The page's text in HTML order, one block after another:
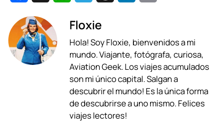
c
e
b
a
t
s
A
p
p
l
e
g
r
a
m
e
a
d
s
k
e
d
i
l
Floxie
Hola! Soy Floxie, bienvenidos a mi
mundo. Viajante, fotógrafa, curiosa,
Aviation Geek. Los viajes acumulados
son mi único capital. Salgan a
descubrir el mundo! Es la única forma
de descubrirse a uno mismo. Felices
viajes lectores!